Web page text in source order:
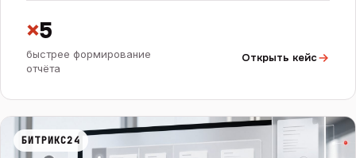
×5
быстрее формирование
отчёта
Открыть кейс
БИТРИКС24